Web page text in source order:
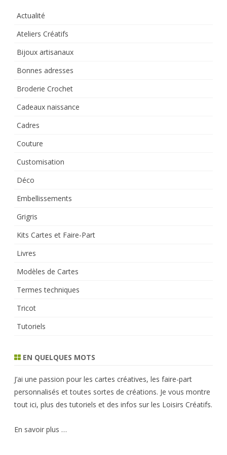
Actualité
Ateliers Créatifs
Bijoux artisanaux
Bonnes adresses
Broderie Crochet
Cadeaux naissance
Cadres
Couture
Customisation
Déco
Embellissements
Grigris
Kits Cartes et Faire-Part
Livres
Modèles de Cartes
Termes techniques
Tricot
Tutoriels
EN QUELQUES MOTS
J’ai une passion pour les cartes créatives, les faire-part
personnalisés et toutes sortes de créations. Je vous montre
tout ici, plus des tutoriels et des infos sur les Loisirs Créatifs.
En savoir plus …